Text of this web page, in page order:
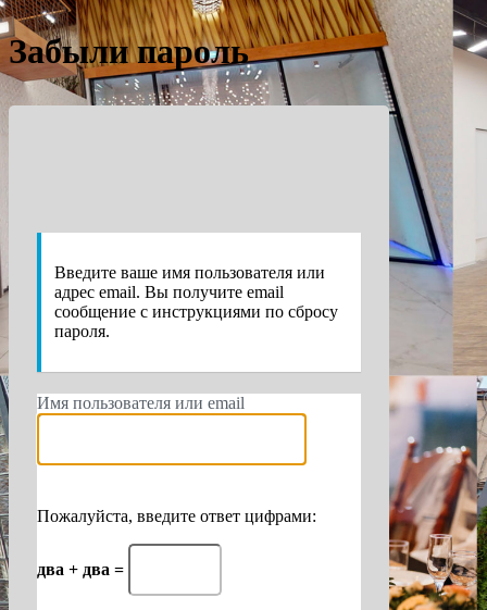
Забыли пароль
https://
Введите ваше имя пользователя или
адрес email. Вы получите email
сообщение с инструкциями по сбросу
пароля.
Имя пользователя или email
Пожалуйста, введите ответ цифрами:
два + два =